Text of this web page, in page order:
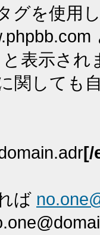
グを使用
と表示され
関しても
[/
ば